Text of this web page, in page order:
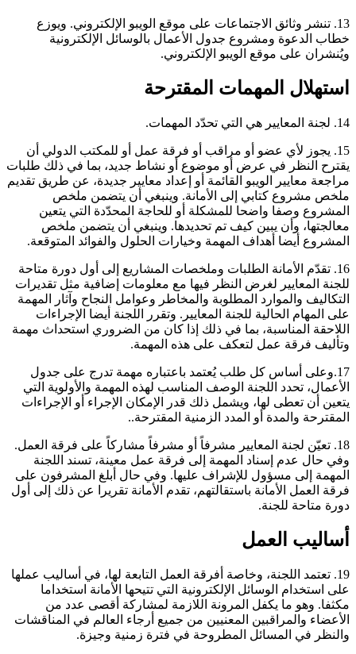
13. تنشر وثائق الاجتماعات على موقع الويبو الإلكتروني. ويوزع
خطاب الدعوة ومشروع جدول الأعمال بالوسائل الإلكترونية
ويُنشران على موقع الويبو الإلكتروني.
استهلال المهمات المقترحة
14. لجنة المعايير هي التي تحدّد المهمات.
15. يجوز لأي عضو أو مراقب أو فرقة عمل أو للمكتب الدولي أن
يقترح النظر في عرض أو موضوع أو نشاط جديد، بما في ذلك طلبات
مراجعة معايير الويبو القائمة أو إعداد معايير جديدة، عن طريق تقديم
ملخص مشروع كتابي إلى الأمانة. وينبغي أن يتضمن ملخص
المشروع وصفا واضحا للمشكلة أو للحاجة المحدّدة التي يتعين
معالجتها، وأن يبين كيف تم تحديدها. وينبغي أن يتضمن ملخص
المشروع أيضا أهداف المهمة وخيارات الحلول والفوائد المتوقعة.
16. تقدّم الأمانة الطلبات وملخصات المشاريع إلى أول دورة متاحة
للجنة المعايير لغرض النظر فيها مع معلومات إضافية مثل تقديرات
التكاليف والموارد المطلوبة والمخاطر وعوامل النجاح وآثار المهمة
على المهام الحالية للجنة المعايير. وتقرر اللجنة أيضا الإجراءات
اللاحقة المناسبة، بما في ذلك إذا كان من الضروري استحداث مهمة
وتأليف فرقة عمل لتعكف على هذه المهمة.
17.وعلى أساس كل طلب يُعتمد باعتباره مهمة تدرج على جدول
الأعمال، تحدد اللجنة الوصف المناسب لهذه المهمة والأولوية التي
يتعين أن تعطى لها، ويشمل ذلك قدر الإمكان الإجراء أو الإجراءات
المقترحة والمدة أو المدد الزمنية المقترحة..
18. تعيّن لجنة المعايير مشرفاً أو مشرفاً مشاركاً على فرقة العمل.
وفي حال عدم إسناد المهمة إلى فرقة عمل معينة، تسند اللجنة
المهمة إلى مسؤول للإشراف عليها. وفي حال أبلغ المشرفون على
فرقة العمل الأمانة باستقالتهم، تقدم الأمانة تقريرا عن ذلك إلى أول
دورة متاحة للجنة.
أساليب العمل
19. تعتمد اللجنة، وخاصة أفرقة العمل التابعة لها، في أساليب عملها
على استخدام الوسائل الإلكترونية التي تتيحها الأمانة استخداما
مكثفا. وهو ما يكفل المرونة اللازمة لمشاركة أقصى عدد من
الأعضاء والمراقبين المعنيين من جميع أرجاء العالم في المناقشات
والنظر في المسائل المطروحة في فترة زمنية وجيزة.